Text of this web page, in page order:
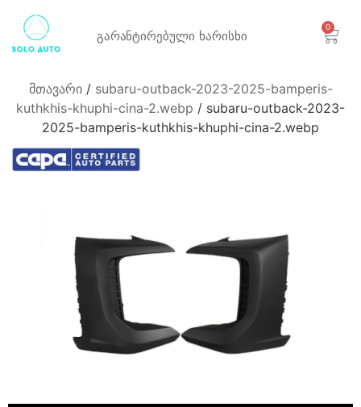
გარანტირებული ხარისხი
0
მთავარი/ subaru-outback-2023-2025-bamperis-
kuthkhis-khuphi-cina-2.webp / subaru-outback-2023-
2025-bamperis-kuthkhis-khuphi-cina-2.webp